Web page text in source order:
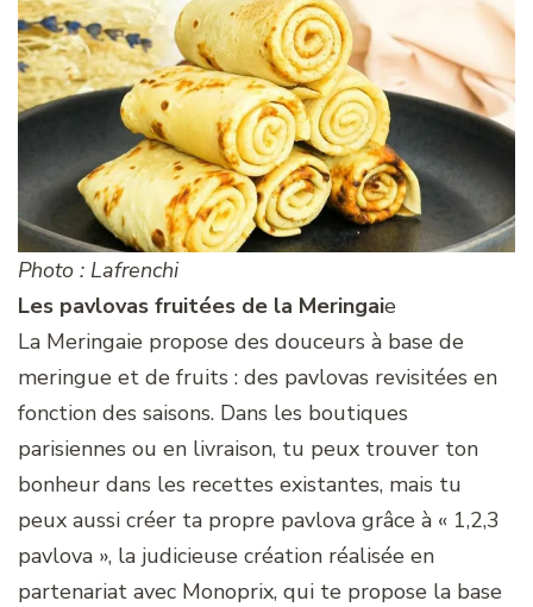
Photo : Lafrenchi
Les pavlovas fruitées de la Meringaie
La Meringaie propose des douceurs à base de
meringue et de fruits : des pavlovas revisitées en
fonction des saisons. Dans les boutiques
parisiennes ou en livraison, tu peux trouver ton
bonheur dans les recettes existantes, mais tu
peux aussi créer ta propre pavlova grâce à « 1,2,3
pavlova », la judicieuse création réalisée en
partenariat avec Monoprix, qui te propose la base